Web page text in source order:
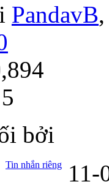
PandavB
bởi
Tin nhắn riêng 11-